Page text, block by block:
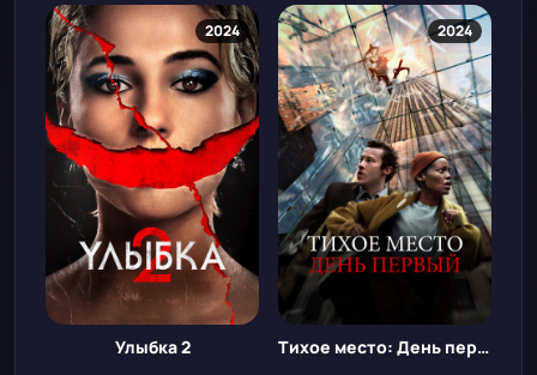
2024
Улыбка 2
2024
Тихое место: День первый